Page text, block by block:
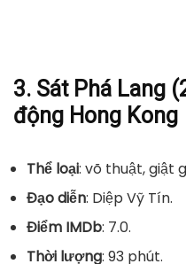
3. Sát Phá Lang
động Hong Kong
Thể loại: võ thuật, giật
Đạo diễn: Diệp Vỹ Tín.
Điểm IMDb: 7.0.
Thời lượng: 93 phút.